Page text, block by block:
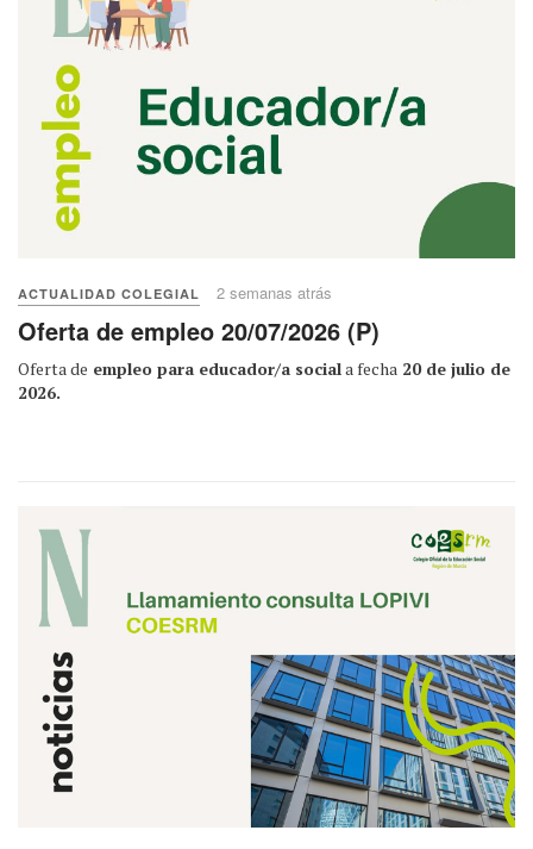
ACTUALIDAD COLEGIAL 2 semanas atrás
Oferta de empleo 20/07/2026 (P)
Oferta de empleo para educador/a sociala fecha 20 de julio de
2026.